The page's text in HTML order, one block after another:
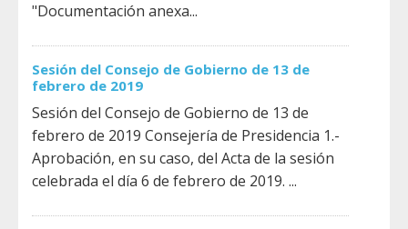
"Documentación anexa...
Sesión del Consejo de Gobierno de 13 de
febrero de 2019
Sesión del Consejo de Gobierno de 13 de
febrero de 2019 Consejería de Presidencia 1.-
Aprobación, en su caso, del Acta de la sesión
celebrada el día 6 de febrero de 2019. ...